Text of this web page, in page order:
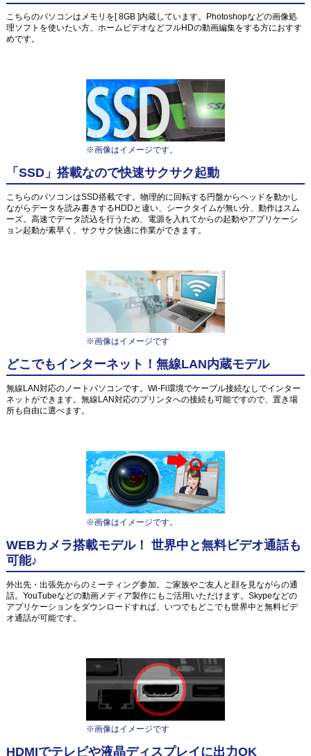
こちらのパソコンはメモリを[ 8GB ]内蔵しています。Photoshopなどの画像処
理ソフトを使いたい方、ホームビデオなどフルHDの動画編集をする方におすす
めです。
※画像はイメージです。
「SSD」搭載なので快速サクサク起動
こちらのパソコンはSSD搭載です。物理的に回転する円盤からヘッドを動かし
ながらデータを読み書きするHDDと違い、シークタイムが無い分、動作はスム
ーズ。高速でデータ読込を行うため、電源を入れてからの起動やアプリケーシ
ョン起動が素早く、サクサク快適に作業ができます。
※画像はイメージです
どこでもインターネット！無線LAN内蔵モデル
無線LAN対応のノートパソコンです。Wi-Fi環境でケーブル接続なしでインター
ネットができます。無線LAN対応のプリンタへの接続も可能ですので、置き場
所も自由に選べます。
※画像はイメージです。
WEBカメラ搭載モデル！ 世界中と無料ビデオ通話も
可能♪
外出先・出張先からのミーティング参加。ご家族やご友人と顔を見ながらの通
話。YouTubeなどの動画メディア製作にもご活用いただけます。Skypeなどの
アプリケーションをダウンロードすれば、いつでもどこでも世界中と無料ビデ
オ通話が可能です。
※画像はイメージです
HDMIでテレビや液晶ディスプレイに出力OK